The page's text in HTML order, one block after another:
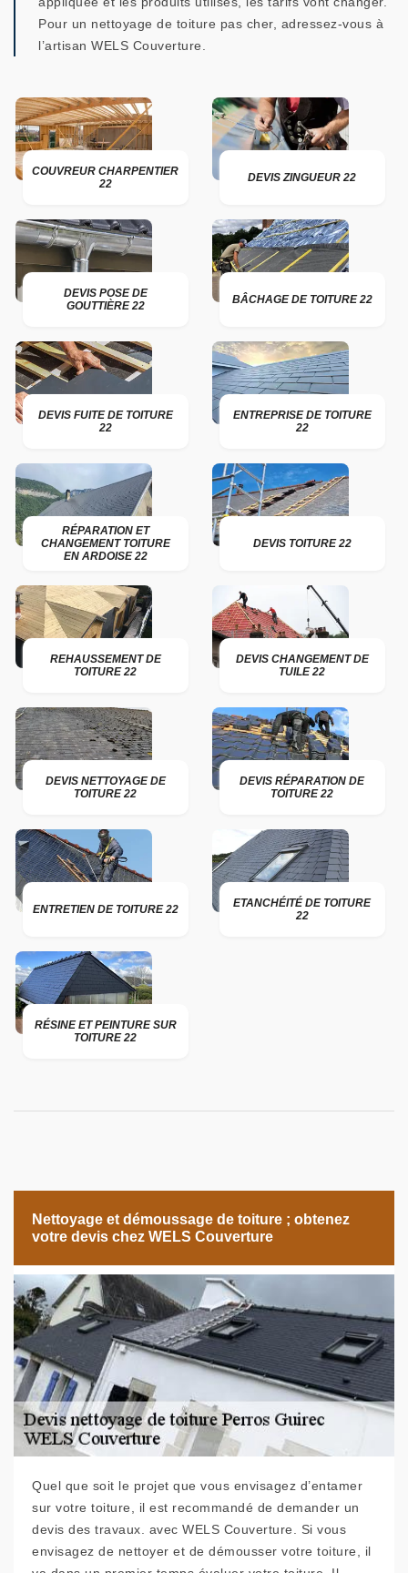
Pour un nettoyage de toiture pas cher, adressez-vous à
l’artisan WELS Couverture.
COUVREUR CHARPENTIER
22
DEVIS ZINGUEUR 22
DEVIS POSE DE
GOUTTIÈRE 22
BÂCHAGE DE TOITURE 22
DEVIS FUITE DE TOITURE
22
ENTREPRISE DE TOITURE
22
RÉPARATION ET
CHANGEMENT TOITURE
EN ARDOISE 22
DEVIS TOITURE 22
REHAUSSEMENT DE
TOITURE 22
DEVIS CHANGEMENT DE
TUILE 22
DEVIS NETTOYAGE DE
TOITURE 22
DEVIS RÉPARATION DE
TOITURE 22
ENTRETIEN DE TOITURE 22
ETANCHÉITÉ DE TOITURE
22
RÉSINE ET PEINTURE SUR
TOITURE 22
Nettoyage et démoussage de toiture ; obtenez
votre devis chez WELS Couverture
Quel que soit le projet que vous envisagez d’entamer
sur votre toiture, il est recommandé de demander un
devis des travaux. avec WELS Couverture. Si vous
envisagez de nettoyer et de démousser votre toiture, il